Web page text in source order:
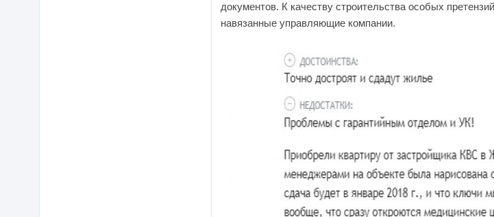
документов. К качеству строительства особых
навязанные управляющие компании.